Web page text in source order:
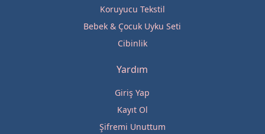
Koruyucu Tekstil
Bebek & Çocuk Uyku Seti
Cibinlik
Yardım
Giriş Yap
Kayıt Ol
Şifremi Unuttum